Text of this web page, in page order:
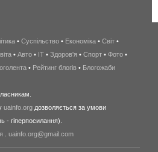
беспроводной
интернет
киев
wimax
в
• Суспільство • Економіка • Світ •
• Авто • IT • Здоров'я • Спорт • Фото •
• Рейтинг блогів • Блогожаби
uainfo.org дозволяється за умови
- гіперпосилання).
uainfo.org@gmail.com